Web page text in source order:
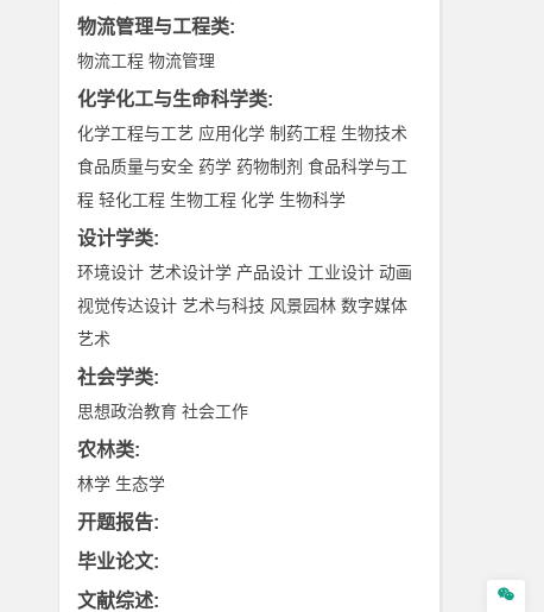
物流管理与工程类:
物流工程 物流管理
化学化工与生命科学类:
化学工程与工艺 应用化学 制药工程 生物技术
食品质量与安全 药学 药物制剂 食品科学与工
程 轻化工程 生物工程 化学 生物科学
设计学类:
环境设计 艺术设计学 产品设计 工业设计 动画
视觉传达设计 艺术与科技 风景园林 数字媒体
艺术
社会学类:
思想政治教育 社会工作
农林类:
林学 生态学
开题报告:
毕业论文:
文献综述:
